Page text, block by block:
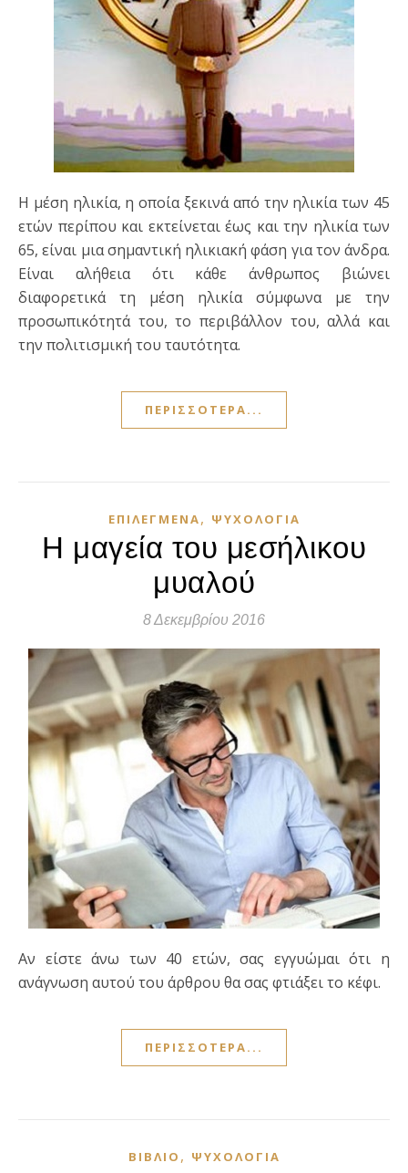
Η μέση ηλικία, η οποία ξεκινά από την ηλικία των 45
ετών περίπου και εκτείνεται έως και την ηλικία των
65, είναι μια σημαντική ηλικιακή φάση για τον άνδρα.
Είναι αλήθεια ότι κάθε άνθρωπος βιώνει
διαφορετικά τη μέση ηλικία σύμφωνα με την
προσωπικότητά του, το περιβάλλον του, αλλά και
την πολιτισμική του ταυτότητα.
ΠΕΡΙΣΣΌΤΕΡΑ...
ΕΠΙΛΕΓΜΈΝΑ, ΨΥΧΟΛΟΓΊΑ
Η μαγεία του μεσήλικου
μυαλού
8 Δεκεμβρίου 2016
Αν είστε άνω των 40 ετών, σας εγγυώμαι ότι η
ανάγνωση αυτού του άρθρου θα σας φτιάξει το κέφι.
ΠΕΡΙΣΣΌΤΕΡΑ...
ΒΙΒΛΊΟ , ΨΥΧΟΛΟΓΊΑ